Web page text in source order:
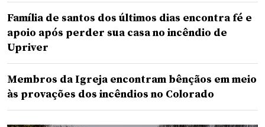
Família de santos dos últimos dias encontra fé e
apoio após perder sua casa no incêndio de
Upriver
Membros da Igreja encontram bênçãos em meio
às provações dos incêndios no Colorado